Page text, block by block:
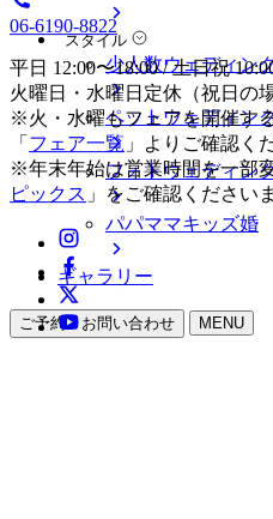
スタイル
少人数ウェディン
ペットウェディン
フォトウェディン
パパママキッズ婚
ギャラリー
ご予約・お問い合わせ MENU
06-6190-8822
平日 12:00〜18:00 / 土日祝
火曜日・水曜日定休（祝日の
※火・水曜もフェアを開催す
「 フェア一覧 」よりご確認く
※年末年始は営業時間を一部
ピックス 」をご確認ください